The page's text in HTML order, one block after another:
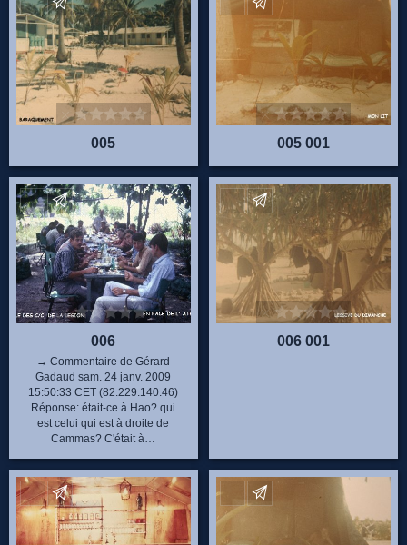
Envoyez vos commentaires
005
Envoyez vos
005 001
Envoyez vos commentaires
006
→ Commentaire de Gérard
Gadaud sam. 24 janv. 2009
15:50:33 CET (82.229.140.46)
Réponse: était-ce à Hao? qui
est celui qui est à droite de
Cammas? C'était à…
Envoyez vos
006 001
Envoyez vos commentaires